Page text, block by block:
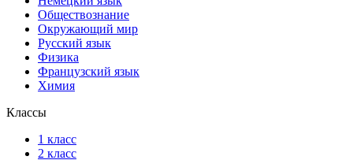
Обществознание
Окружающий мир
Русский язык
Физика
Французский язык
Химия
Классы
1 класс
2 класс